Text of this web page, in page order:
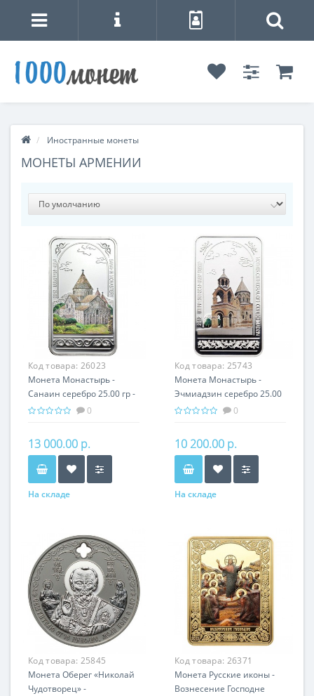
Иностранные монеты
МОНЕТЫ АРМЕНИИ
Код товара: 26023
Монета Монастырь -
Санаин серебро 25.00 гр -
православный подарок
0
13 000.00 р.
На складе
Код товара: 25743
Монета Монастырь -
Эчмиадзин серебро 25.00
гр - православный
0
10 200.00 р.
На складе
Код товара: 25845
Монета Оберег «Николай
Чудотворец» -
Код товара: 26371
Монета Русские иконы -
Вознесение Господне